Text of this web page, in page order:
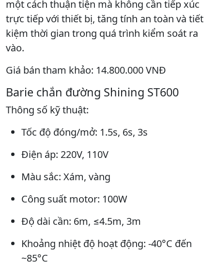
một cách thuận tiện mà không cần tiếp xúc
trực tiếp với thiết bị, tăng tính an toàn và tiết
kiệm thời gian trong quá trình kiểm soát ra
vào.
Giá bán tham khảo: 14.800.000 VNĐ
Barie chắn đường Shining ST600
Thông số kỹ thuật:
Tốc độ đóng/mở: 1.5s, 6s, 3s
Điện áp: 220V, 110V
Màu sắc: Xám, vàng
Công suất motor: 100W
Độ dài cần: 6m, ≤4.5m, 3m
Khoảng nhiệt độ hoạt động: -40°C đến
~85°C